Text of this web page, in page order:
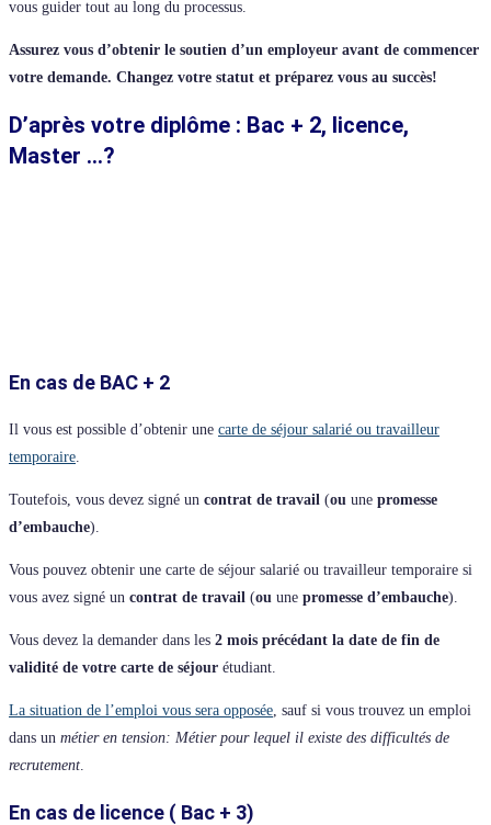
vous guider tout au long du processus.
Assurez vous d’obtenir le soutien d’un employeur avant de commencer
votre demande. Changez votre statut et préparez vous au succès!
D’après votre diplôme : Bac + 2, licence,
Master …?
En cas de BAC + 2
Il vous est possible d’obtenir une carte de séjour salarié ou travailleur
temporaire
Toutefois, vous devez signé un contrat de travail (ou une promesse
d’embauche).
Vous pouvez obtenir une carte de séjour salarié ou travailleur temporaire si
vous avez signé un contrat de travail (ou une promesse d’embauche).
Vous devez la demander dans les 2 mois précédant la date de fin de
validité de votre carte de séjour étudiant.
La situation de l’emploi vous sera opposée , sauf si vous trouvez un emploi
dans un métier en tension: Métier pour lequel il existe des difficultés de
recrutement
En cas de licence ( Bac + 3)